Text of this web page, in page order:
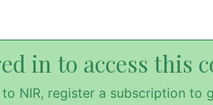
in to access this
NIR, register a subscription to